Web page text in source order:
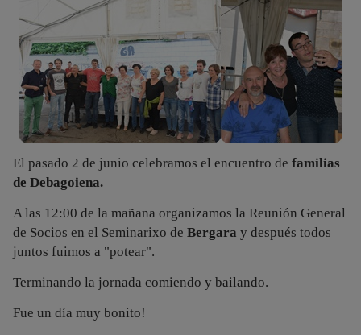
El pasado 2 de junio celebramos el encuentro de familias
de Debagoiena.
A las 12:00 de la mañana organizamos la Reunión General
de Socios en el Seminarixo de Bergara y después todos
juntos fuimos a "potear".
Terminando la jornada comiendo y bailando.
Fue un día muy bonito!